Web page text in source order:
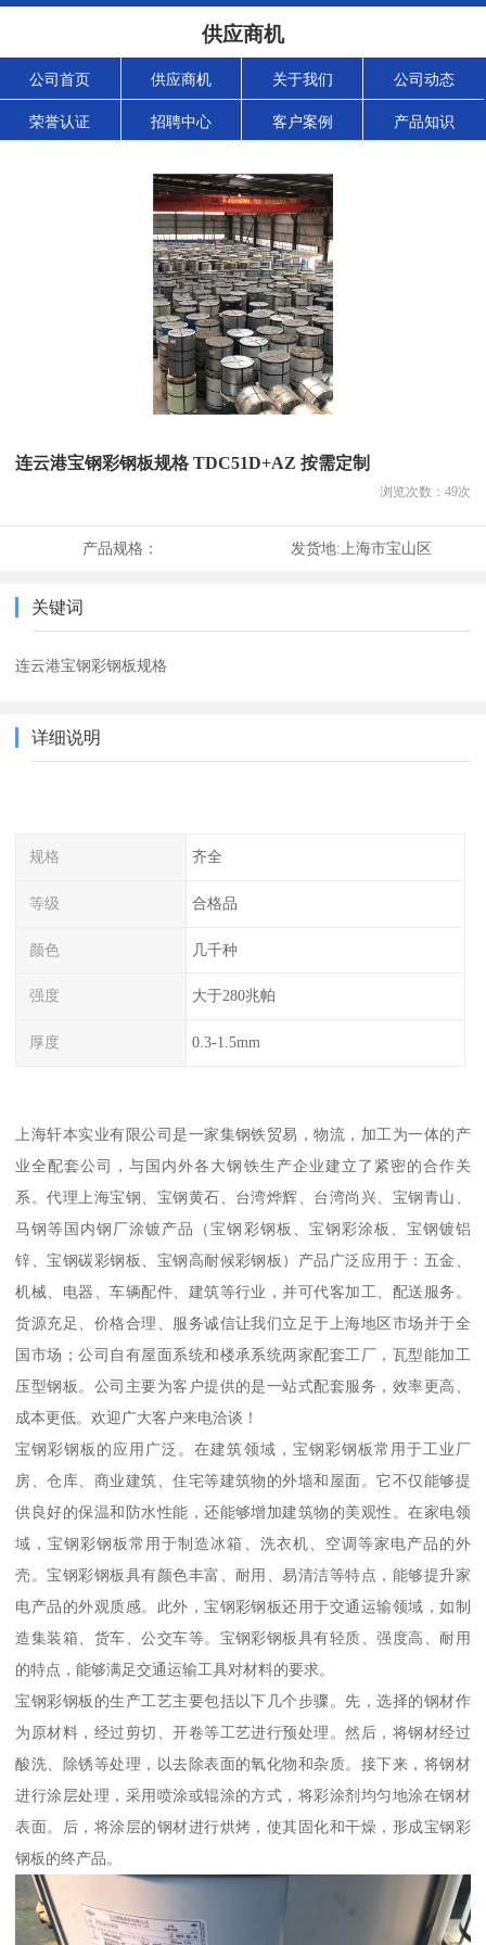
供应商机
公司首页 供应商机 关于我们 公司动态
荣誉认证 招聘中心 客户案例 产品知识
连云港宝钢彩钢板规格 TDC51D+AZ 按需定制
浏览次数： 49次
产品规格： 发货地: 上海市宝山区
关键词
连云港宝钢彩钢板规格
详细说明
规格 齐全
等级 合格品
颜色 几千种
强度 大于280兆帕
厚度 0.3-1.5mm
上海轩本实业有限公司是一家集钢铁贸易，物流，加工为一体的产
业全配套公司，与国内外各大钢铁生产企业建立了紧密的合作关
系。代理上海宝钢、宝钢黄石、台湾烨辉、台湾尚兴、宝钢青山、
马钢等国内钢厂涂镀产品（宝钢彩钢板、宝钢彩涂板、宝钢镀铝
锌、宝钢碳彩钢板、宝钢高耐候彩钢板）产品广泛应用于：五金、
机械、电器、车辆配件、建筑等行业，并可代客加工、配送服务。
货源充足、价格合理、服务诚信让我们立足于上海地区市场并于全
国市场；公司自有屋面系统和楼承系统两家配套工厂，瓦型能加工
压型钢板。公司主要为客户提供的是一站式配套服务，效率更高、
成本更低。欢迎广大客户来电洽谈！
宝钢彩钢板的应用广泛。在建筑领域，宝钢彩钢板常用于工业厂
房、仓库、商业建筑、住宅等建筑物的外墙和屋面。它不仅能够提
供良好的保温和防水性能，还能够增加建筑物的美观性。在家电领
域，宝钢彩钢板常用于制造冰箱、洗衣机、空调等家电产品的外
壳。宝钢彩钢板具有颜色丰富、耐用、易清洁等特点，能够提升家
电产品的外观质感。此外，宝钢彩钢板还用于交通运输领域，如制
造集装箱、货车、公交车等。宝钢彩钢板具有轻质、强度高、耐用
的特点，能够满足交通运输工具对材料的要求。
宝钢彩钢板的生产工艺主要包括以下几个步骤。先，选择的钢材作
为原材料，经过剪切、开卷等工艺进行预处理。然后，将钢材经过
酸洗、除锈等处理，以去除表面的氧化物和杂质。接下来，将钢材
进行涂层处理，采用喷涂或辊涂的方式，将彩涂剂均匀地涂在钢材
表面。后，将涂层的钢材进行烘烤，使其固化和干燥，形成宝钢彩
钢板的终产品。